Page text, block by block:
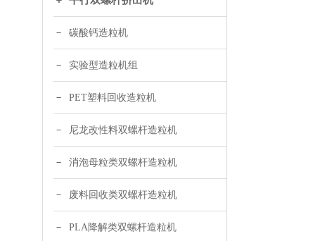
碳酸钙造粒机
实验型造粒机组
PET塑料回收造粒机
尼龙改性料双螺杆造粒机
消泡母粒类双螺杆造粒机
废料回收类双螺杆造粒机
PLA降解类双螺杆造粒机